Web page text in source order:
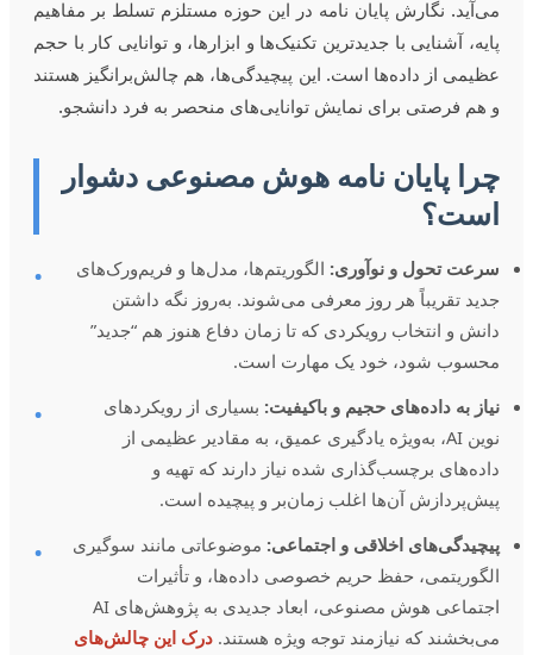
می‌آید. نگارش پایان نامه در این حوزه مستلزم تسلط بر مفاهیم
پایه، آشنایی با جدیدترین تکنیک‌ها و ابزارها، و توانایی کار با حجم
عظیمی از داده‌ها است. این پیچیدگی‌ها، هم چالش‌برانگیز هستند
و هم فرصتی برای نمایش توانایی‌های منحصر به فرد دانشجو.
چرا پایان نامه هوش مصنوعی دشوار
است؟
• سرعت تحول و نوآوری: الگوریتم‌ها، مدل‌ها و فریم‌ورک‌های
جدید تقریباً هر روز معرفی می‌شوند. به‌روز نگه داشتن
دانش و انتخاب رویکردی که تا زمان دفاع هنوز هم “جدید”
محسوب شود، خود یک مهارت است.
• نیاز به داده‌های حجیم و باکیفیت: بسیاری از رویکردهای
نوین AI، به‌ویژه یادگیری عمیق، به مقادیر عظیمی از
داده‌های برچسب‌گذاری شده نیاز دارند که تهیه و
پیش‌پردازش آن‌ها اغلب زمان‌بر و پیچیده است.
• پیچیدگی‌های اخلاقی و اجتماعی: موضوعاتی مانند سوگیری
الگوریتمی، حفظ حریم خصوصی داده‌ها، و تأثیرات
اجتماعی هوش مصنوعی، ابعاد جدیدی به پژوهش‌های AI
می‌بخشند که نیازمند توجه ویژه هستند. درک این چالش‌های